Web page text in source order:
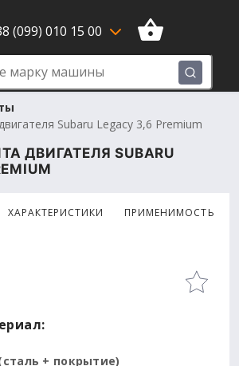
(099) 010 15 00
Subaru Legacy 3,6 Premium
ДВИГАТЕЛЯ SUBARU
ХАРАКТЕРИСТИКИ ПРИМЕНИМОСТЬ
сейчас 14 человек
+ покрытие)